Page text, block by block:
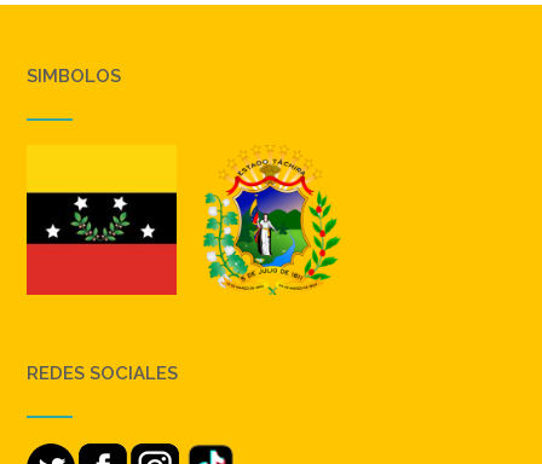
SIMBOLOS
REDES SOCIALES